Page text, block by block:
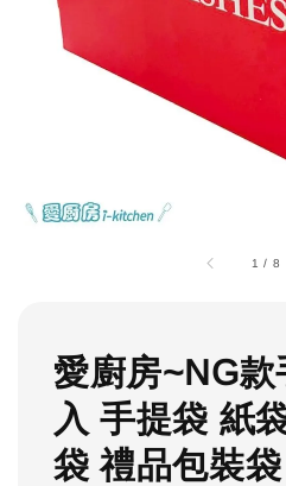
1 / 8
愛廚房~NG
入 手提袋 紙
袋 禮品包裝袋